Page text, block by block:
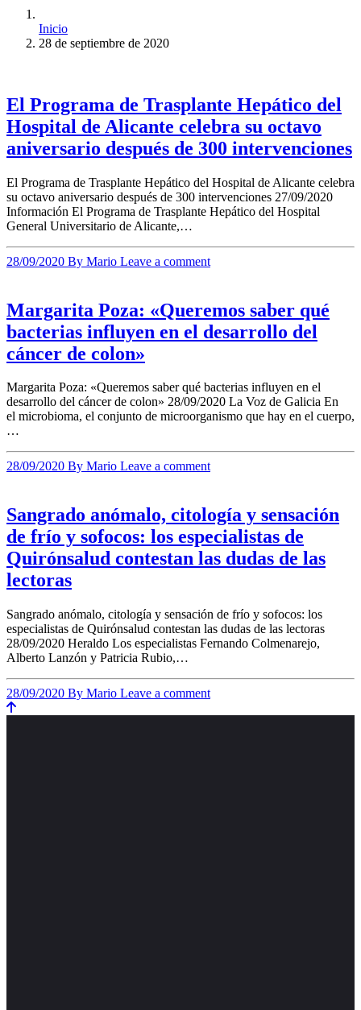
Inicio
28 de septiembre de 2020
El Programa de Trasplante Hepático del
Hospital de Alicante celebra su octavo
aniversario después de 300 intervenciones
El Programa de Trasplante Hepático del Hospital de Alicante celebra
su octavo aniversario después de 300 intervenciones 27/09/2020
Información El Programa de Trasplante Hepático del Hospital
General Universitario de Alicante,…
28/09/2020 By Mario Leave a comment
Margarita Poza: «Queremos saber qué
bacterias influyen en el desarrollo del
cáncer de colon»
Margarita Poza: «Queremos saber qué bacterias influyen en el
desarrollo del cáncer de colon» 28/09/2020 La Voz de Galicia En
el microbioma, el conjunto de microorganismo que hay en el cuerpo,
…
28/09/2020 By Mario Leave a comment
Sangrado anómalo, citología y sensación
de frío y sofocos: los especialistas de
Quirónsalud contestan las dudas de las
lectoras
Sangrado anómalo, citología y sensación de frío y sofocos: los
especialistas de Quirónsalud contestan las dudas de las lectoras
28/09/2020 Heraldo Los especialistas Fernando Colmenarejo,
Alberto Lanzón y Patricia Rubio,…
28/09/2020 By Mario Leave a comment